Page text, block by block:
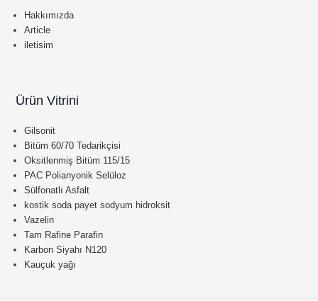
Hakkımızda
Article
iletisim
Ürün Vitrini
Gilsonit
Bitüm 60/70 Tedarikçisi
Oksitlenmiş Bitüm 115/15
PAC Polianyonik Selüloz
Sülfonatlı Asfalt
kostik soda payet sodyum hidroksit
Vazelin
Tam Rafine Parafin
Karbon Siyahı N120
Kauçuk yağı